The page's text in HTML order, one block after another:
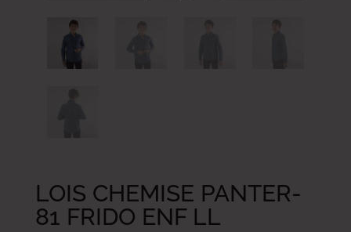
LOIS CHEMISE PANTER-
81 FRIDO ENF LL